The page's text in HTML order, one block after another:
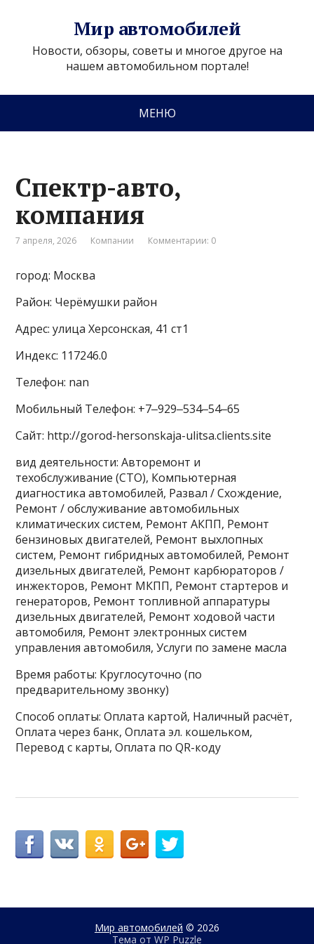
Мир автомобилей
Новости, обзоры, советы и многое другое на
нашем автомобильном портале!
МЕНЮ
Спектр-авто,
компания
7 апреля, 2026 Компании Комментарии: 0
город: Москва
Район: Черёмушки район
Адрес: улица Херсонская, 41 ст1
Индекс: 117246.0
Телефон: nan
Мобильный Телефон: +7‒929‒534‒54‒65
Сайт: http://gorod-hersonskaja-ulitsa.clients.site
вид деятельности: Авторемонт и
техобслуживание (СТО), Компьютерная
диагностика автомобилей, Развал / Схождение,
Ремонт / обслуживание автомобильных
климатических систем, Ремонт АКПП, Ремонт
бензиновых двигателей, Ремонт выхлопных
систем, Ремонт гибридных автомобилей, Ремонт
дизельных двигателей, Ремонт карбюраторов /
инжекторов, Ремонт МКПП, Ремонт стартеров и
генераторов, Ремонт топливной аппаратуры
дизельных двигателей, Ремонт ходовой части
автомобиля, Ремонт электронных систем
управления автомобиля, Услуги по замене масла
Время работы: Круглосуточно (по
предварительному звонку)
Способ оплаты: Оплата картой, Наличный расчёт,
Оплата через банк, Оплата эл. кошельком,
Перевод с карты, Оплата по QR-коду
Мир автомобилей © 2026
Тема от WP Puzzle